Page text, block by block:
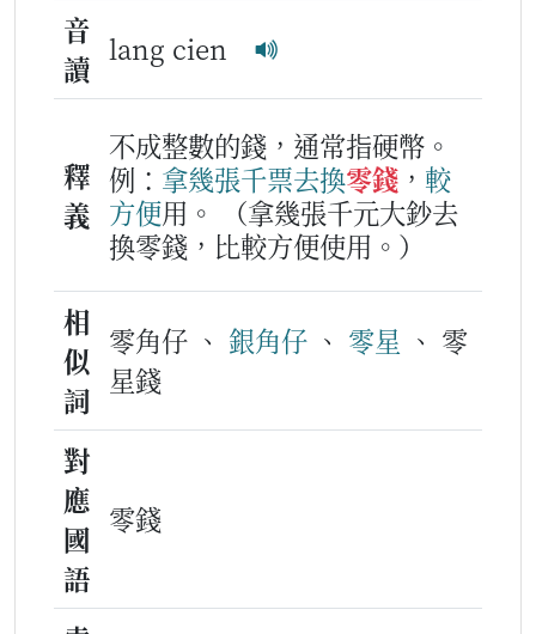
音
讀
lang cien
釋
義
不成整數的錢，通常指硬幣。
例： 拿幾張千票去換零錢 ， 較
方便用。
（拿幾張千元大鈔去
換零錢，比較方便使用。）
相
似
詞
零角仔 、 銀角仔 、 零星 、 零
星錢
對
應
國
語
零錢